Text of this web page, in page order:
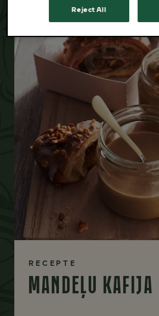
RECEPTE
MANDEĻU KAFIJA
Reject All